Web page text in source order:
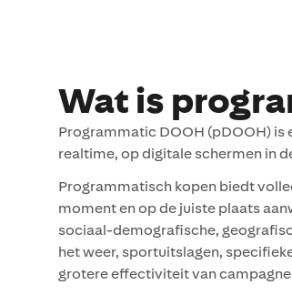
Wat is
Programmatic DOOH (pDOOH) is
realtime, op digitale schermen in
Programmatisch kopen biedt
moment en op de juiste plaats
sociaal-demografische,
het weer, sportuitslagen,
grotere effectiviteit van